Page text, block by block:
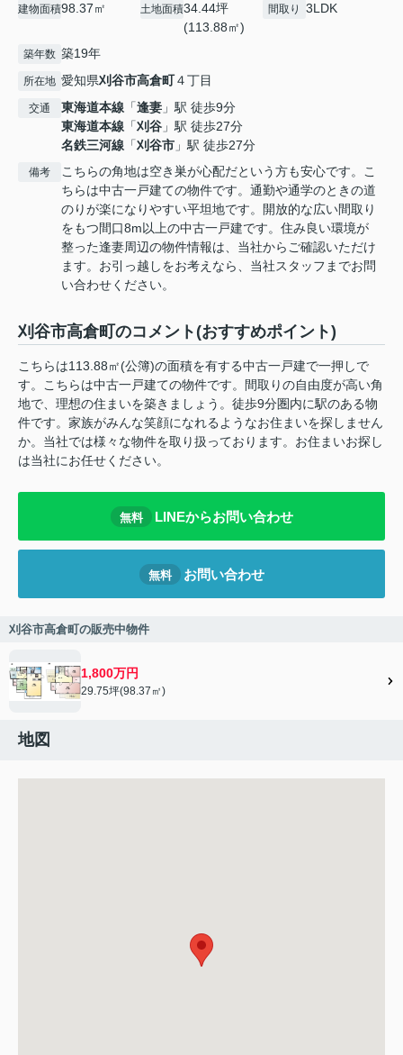
建物面積98.37㎡ 土地面積34.44坪
(113.88㎡)
間取り 3LDK
築年数 築19年
所在地 愛知県刈谷市高倉町４丁目
交通 東海道本線 「逢妻 」駅 徒歩9分
東海道本線 「刈谷 」駅 徒歩27分
名鉄三河線 「刈谷市 」駅 徒歩27分
備考
こちらの角地は空き巣が心配だという方も安心です。こ
ちらは中古一戸建ての物件です。通勤や通学のときの道
のりが楽になりやすい平坦地です。開放的な広い間取り
をもつ間口8m以上の中古一戸建です。住み良い環境が
整った逢妻周辺の物件情報は、当社からご確認いただけ
ます。お引っ越しをお考えなら、当社スタッフまでお問
い合わせください。
刈谷市高倉町のコメント(おすすめポイント)
こちらは113.88㎡(公簿)の面積を有する中古一戸建で一押しで
す。こちらは中古一戸建ての物件です。間取りの自由度が高い角
地で、理想の住まいを築きましょう。徒歩9分圏内に駅のある物
件です。家族がみんな笑顔になれるようなお住まいを探しません
か。当社では様々な物件を取り扱っております。お住まいお探し
は当社にお任せください。
無料 LINEからお問い合わせ
無料 お問い合わせ
刈谷市高倉町の販売中物件
1,800万円
29.75坪(98.37㎡)
地図